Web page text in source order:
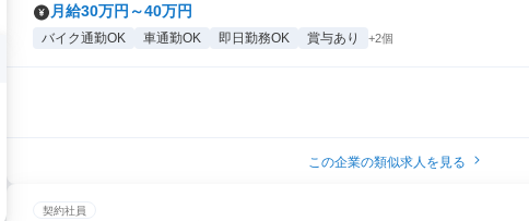
月給30万円～40万円
バイク通勤OK 車通勤OK 即日勤務OK 賞与あり +2個
この企業の類似求人を見る
契約社員